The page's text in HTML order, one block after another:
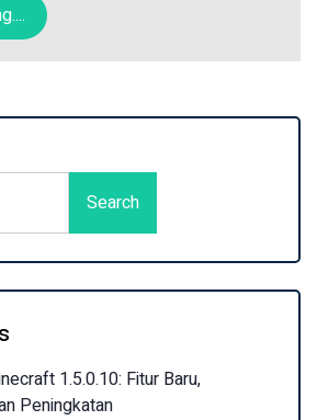
Search
1.5.0.10: Fitur Baru,
Peningkatan